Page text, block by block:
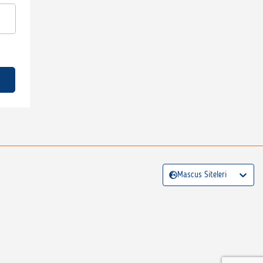
Mascus Siteleri